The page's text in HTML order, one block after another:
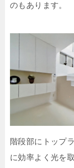
のもあります。
階段部にトップ
に効率よく光を